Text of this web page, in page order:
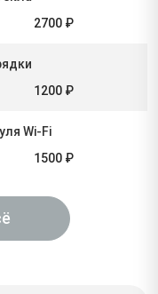
2700 ₽
1200 ₽
Wi-Fi
1500 ₽